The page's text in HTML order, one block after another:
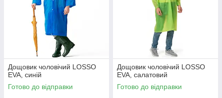
Дощовик чоловічий LOSSO
EVA, синій
Готово до відправки
Дощовик чоловічий LOSSO
EVA, салатовий
Готово до відправки